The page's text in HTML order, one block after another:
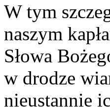
W tym
naszym
Słowa
w drodze
nieustannie